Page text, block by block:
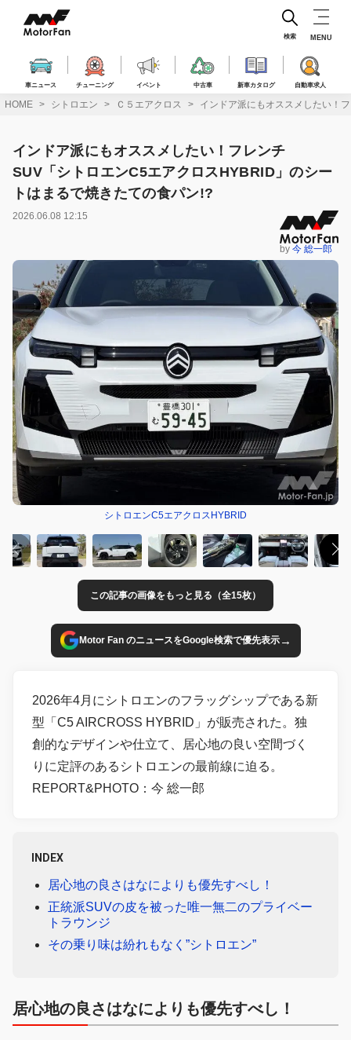
ス
車ニュース チューニング イベント 中古車 新車カタログ 自動車求人
検索 MENU
HOME シトロエン Ｃ５エアクロス インドア派にもオススメしたい！
インドア派にもオススメしたい！フレンチ
SUV「シトロエンC5エアクロスHYBRID」のシー
トはまるで焼きたての食パン!?
2026.06.08 12:15
by 今 総一郎
シトロエンC5エアクロスHYBRID
この記事の画像をもっと見る（全15枚）
Motor Fan のニュースをGoogle検索で優先表示→
2026年4月にシトロエンのフラッグシップである新
型「C5 AIRCROSS HYBRID」が販売された。独
創的なデザインや仕立て、居心地の良い空間づく
りに定評のあるシトロエンの最前線に迫る。
REPORT&PHOTO：今 総一郎
INDEX
居心地の良さはなによりも優先すべし！
正統派SUVの皮を被った唯一無二のプライベー
トラウンジ
その乗り味は紛れもなく”シトロエン”
居心地の良さはなによりも優先すべし！